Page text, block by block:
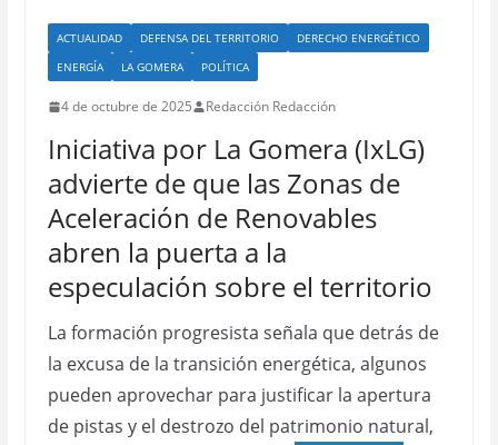
ACTUALIDAD DEFENSA DEL TERRITORIO
DERECHO ENERGÉTICO
ENERGÍA
LA GOMERA POLÍTICA
4 de octubre de 2025 Redacción Redacción
Iniciativa por La Gomera (IxLG)
advierte de que las Zonas de
Aceleración de Renovables
abren la puerta a la
especulación sobre el territorio
La formación progresista señala que detrás de
la excusa de la transición energética, algunos
pueden aprovechar para justificar la apertura
de pistas y el destrozo del patrimonio natural,